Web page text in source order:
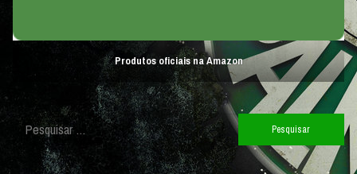
Produtos oficiais na Amazon
Pesquisar
por: